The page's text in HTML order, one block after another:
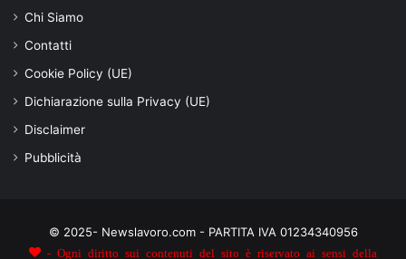
Chi Siamo
Contatti
Cookie Policy (UE)
Dichiarazione sulla Privacy (UE)
Disclaimer
Pubblicità
© 2025- Newslavoro.com - PARTITA IVA 01234340956
- Ogni diritto sui contenuti del sito è riservato ai sensi della